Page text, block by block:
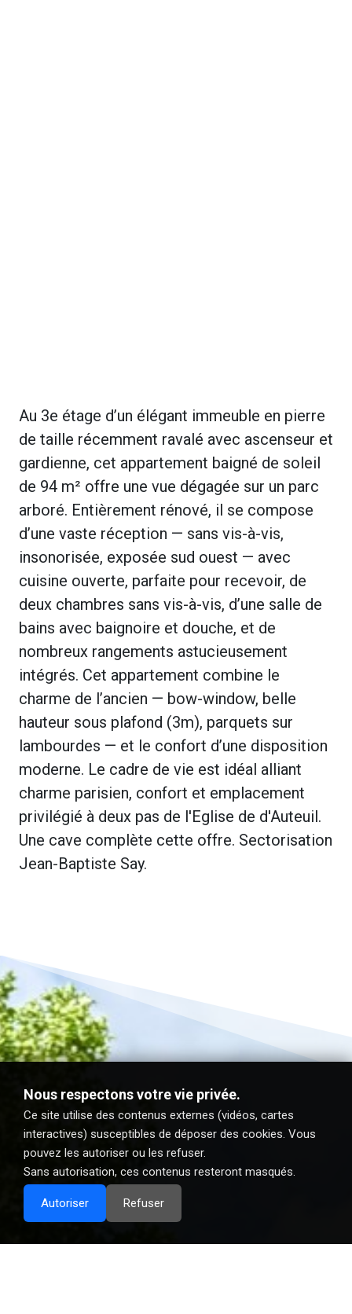
Au 3e étage d’un élégant immeuble en pierre
de taille récemment ravalé avec ascenseur et
gardienne, cet appartement baigné de soleil
de 94 m² offre une vue dégagée sur un parc
arboré. Entièrement rénové, il se compose
d’une vaste réception — sans vis-à-vis,
insonorisée, exposée sud ouest — avec
cuisine ouverte, parfaite pour recevoir, de
deux chambres sans vis-à-vis, d’une salle de
bains avec baignoire et douche, et de
nombreux rangements astucieusement
intégrés. Cet appartement combine le
charme de l’ancien — bow-window, belle
hauteur sous plafond (3m), parquets sur
lambourdes — et le confort d’une disposition
moderne. Le cadre de vie est idéal alliant
charme parisien, confort et emplacement
privilégié à deux pas de l'Eglise de d'Auteuil.
Une cave complète cette offre. Sectorisation
Jean-Baptiste Say.
Nous respectons votre vie privée.
Ce site utilise des contenus externes (vidéos, cartes
interactives) susceptibles de déposer des cookies. Vous
pouvez les autoriser ou les refuser.
Sans autorisation, ces contenus resteront masqués.
Autoriser Refuser